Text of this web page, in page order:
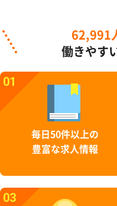
62,991
働きやす
01
毎日50件以上の
豊富な求人情報
03